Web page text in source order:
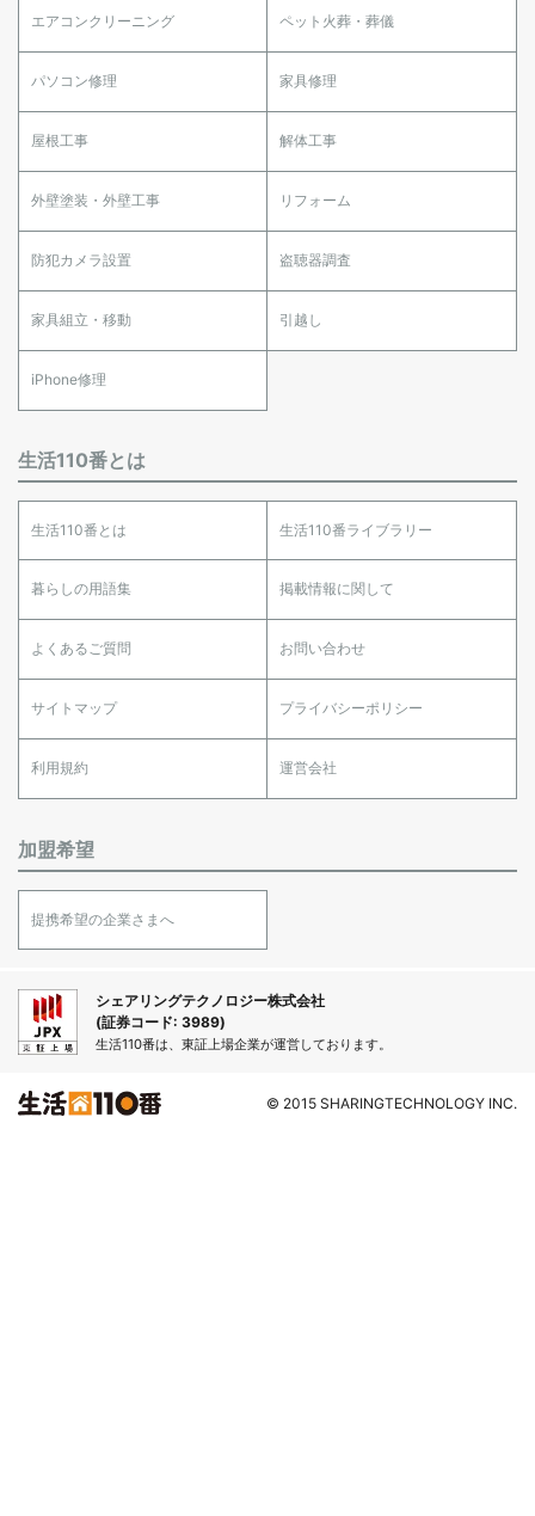
エアコンクリーニング ペット火葬・葬儀
パソコン修理 家具修理
屋根工事 解体工事
外壁塗装・外壁工事 リフォーム
防犯カメラ設置 盗聴器調査
家具組立・移動 引越し
iPhone修理
生活110番とは
生活110番とは 生活110番ライブラリー
暮らしの用語集 掲載情報に関して
よくあるご質問 お問い合わせ
サイトマップ プライバシーポリシー
利用規約 運営会社
加盟希望
提携希望の企業さまへ
シェアリングテクノロジー株式会社
(証券コード: 3989)
生活110番は、東証上場企業が運営しております。
© 2015 SHARINGTECHNOLOGY INC.